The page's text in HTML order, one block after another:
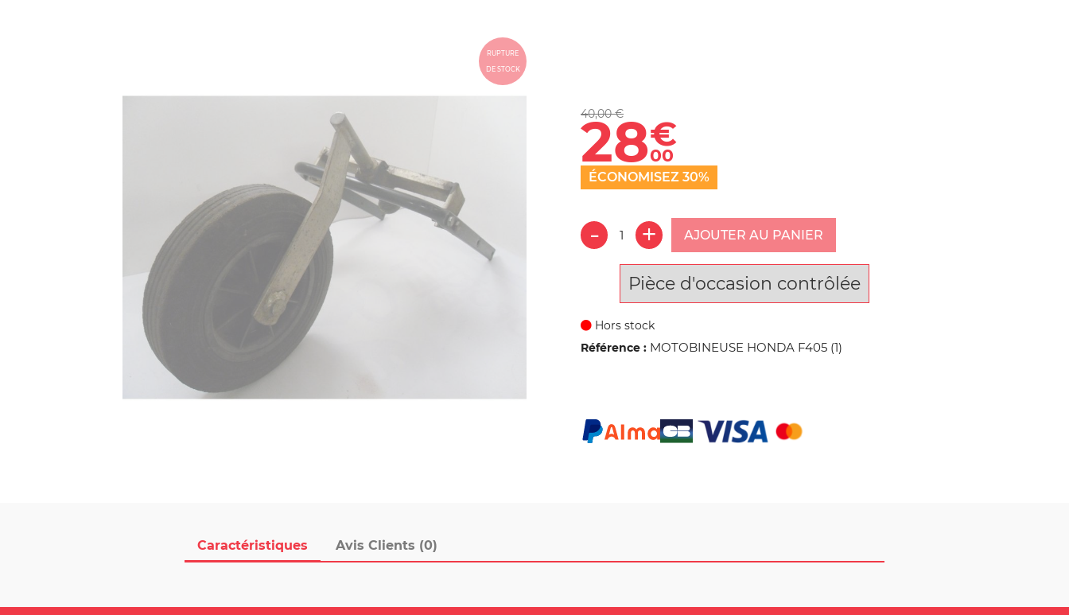
RUPTURE
DE STOCK
Caractéristiques Avis Clients (0)
40,00 €
28€
00
ÉCONOMISEZ 30%
AJOUTER AU PANIER
Pièce d'occasion contrôlée
Hors stock
Référence : MOTOBINEUSE HONDA F405 (1)